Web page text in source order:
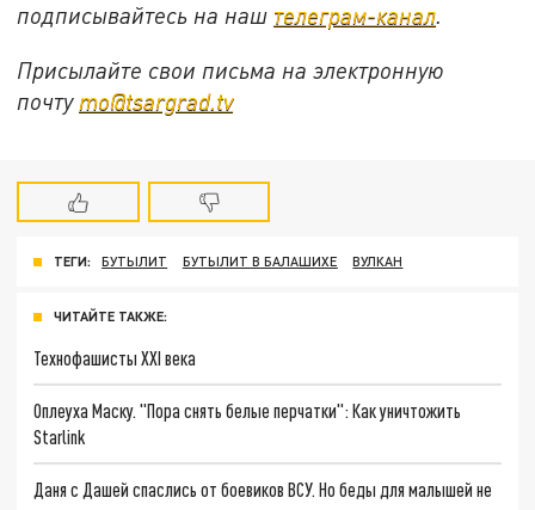
подписывайтесь на наш телеграм-канал.
Присылайте свои письма на электронную
почту mo@tsargrad.tv
ТЕГИ: БУТЫЛИТ БУТЫЛИТ В БАЛАШИХЕ ВУЛКАН
ЧИТАЙТЕ ТАКЖЕ:
Технофашисты XXI века
Оплеуха Маску. "Пора снять белые перчатки": Как уничтожить
Starlink
Даня с Дашей спаслись от боевиков ВСУ. Но беды для малышей не